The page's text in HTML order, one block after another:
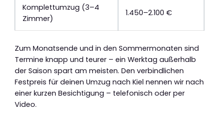
Komplettumzug (3–4
Zimmer)
1.450–2.100 €
Zum Monatsende und in den Sommermonaten sind
Termine knapp und teurer – ein Werktag außerhalb
der Saison spart am meisten. Den verbindlichen
Festpreis für deinen Umzug nach Kiel nennen wir nach
einer kurzen Besichtigung – telefonisch oder per
Video.